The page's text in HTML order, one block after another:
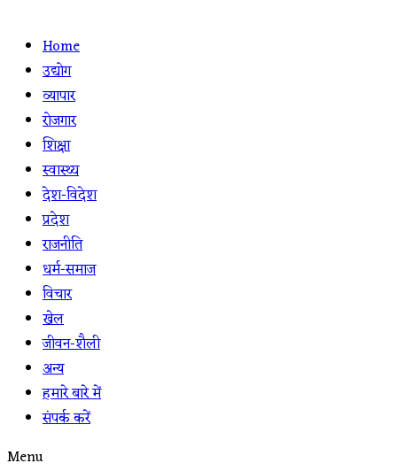
Home
उद्योग
व्यापार
रोजगार
शिक्षा
स्वास्थ्य
देश-विदेश
प्रदेश
राजनीति
धर्म-समाज
विचार
खेल
जीवन-शैली
अन्य
हमारे बारे में
संपर्क करें
Menu